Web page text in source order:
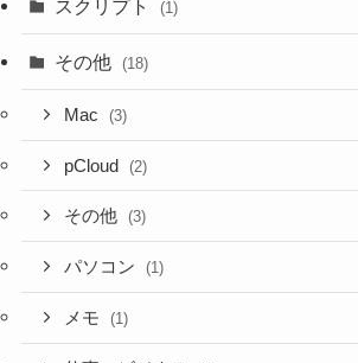
スクリプト (1)
その他 (18)
Mac (3)
pCloud (2)
その他 (3)
パソコン (1)
メモ (1)